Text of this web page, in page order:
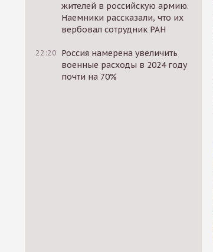
жителей в российскую армию.
Наемники рассказали, что их
вербовал сотрудник РАН
22:20 Россия намерена увеличить
военные расходы в 2024 году
почти на 70%